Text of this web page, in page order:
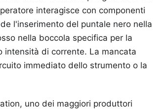
interagisce con componenti
l'inserimento del puntale nero nella
nella boccola specifica per la
intensità di corrente. La mancata
immediato dello strumento o la
uno dei maggiori produttori